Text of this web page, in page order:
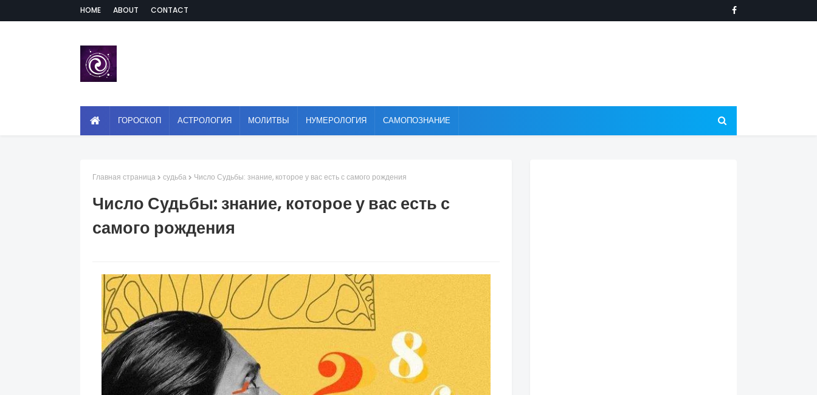
HOME ABOUT CONTACT
ГОРОСКОП АСТРОЛОГИЯ МОЛИТВЫ НУМЕРОЛОГИЯ САМОПОЗНАНИЕ
Главная страница судьба Число Судьбы: знание, которое у вас есть с самого рождения
Число Судьбы: знание, которое у вас есть с
самого рождения